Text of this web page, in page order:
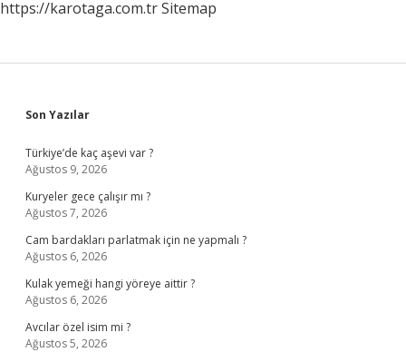
https://karotaga.com.trSitemap
Sidebar
Son Yazılar
Türkiye’de kaç aşevi var ?
Ağustos 9, 2026
Kuryeler gece çalışır mı ?
Ağustos 7, 2026
Cam bardakları parlatmak için ne yapmalı ?
Ağustos 6, 2026
Kulak yemeği hangi yöreye aittir ?
Ağustos 6, 2026
Avcılar özel isim mi ?
Ağustos 5, 2026